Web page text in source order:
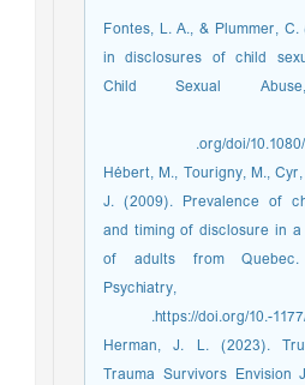
Fontes, L. A., & Plummer,
in disclosures of child
Child Sexual
org/doi/
Hébert, M., Tourigny, M.,
J. (2009). Prevalence of
and timing of disclosure in
of adults from Quebec.
Psychiatry,
https://doi.org/10.-
Herman, J. L. (2023).
Trauma Survivors Envision